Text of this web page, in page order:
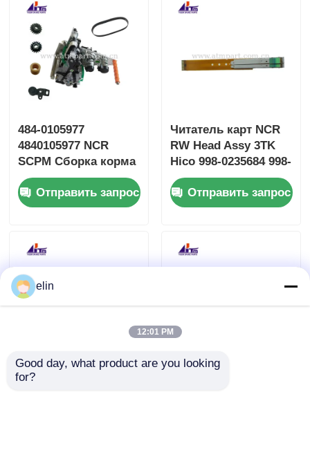
484-0105977
4840105977 NCR
SCPM Сборка корма
для групп
Отправить запрос
Читатель карт NCR
RW Head Assy 3TK
Hico 998-0235684 998-
0913546 SBW237705
Отправить запрос
Режим
NCR NEMO Читатель
elin
12:01 PM
Good day, what product are you looking
for?